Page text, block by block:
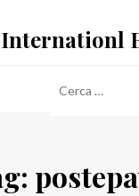
Internationl
per: